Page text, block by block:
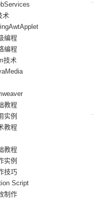
术
编程
编程
技术
教程
实例
教程
教程
实例
技巧
Script
制作